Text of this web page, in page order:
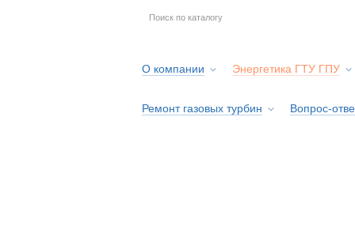
О компании Энергетика ГТУ ГПУ
Ремонт газовых турбин Вопрос-